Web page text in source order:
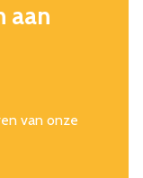
aan
van onze